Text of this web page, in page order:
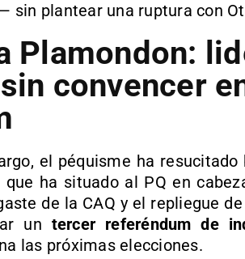
sin plantear una ruptura con
Plamondon:
convencer
el péquisme ha
que ha situado al PQ en
de la CAQ y el repliegue
un tercer referéndum de
las próximas elecciones.